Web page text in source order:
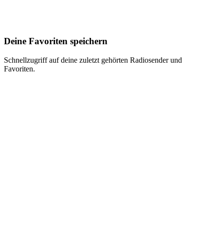
Deine Favoriten speichern
Schnellzugriff auf deine zuletzt gehörten Radiosender und
Favoriten.